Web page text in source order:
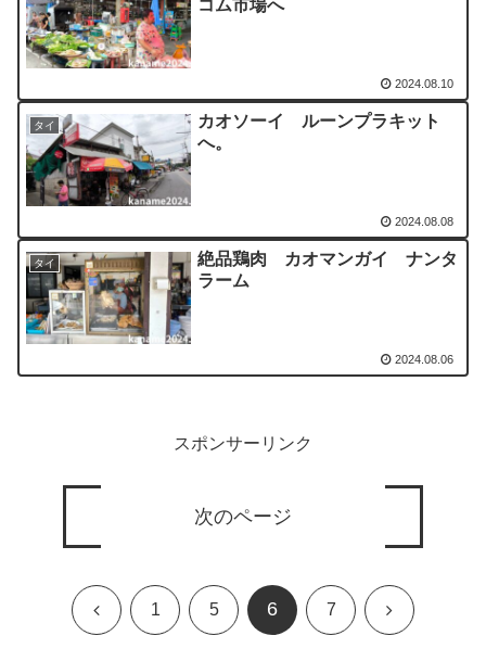
コム市場へ
2024.08.10
タイ
カオソーイ ルーンプラキット
へ。
2024.08.08
タイ
絶品鶏肉 カオマンガイ ナンタ
ラーム
2024.08.06
スポンサーリンク
次のページ
前 1 5 6 7 次